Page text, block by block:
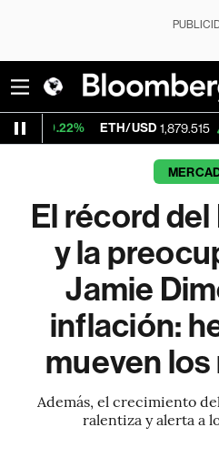
ETH/USD 1,879.515 +0.22%
El récord
y la
Jamie
inflación:
mueven
Además, el crecimiento
ralentiza y alerta a